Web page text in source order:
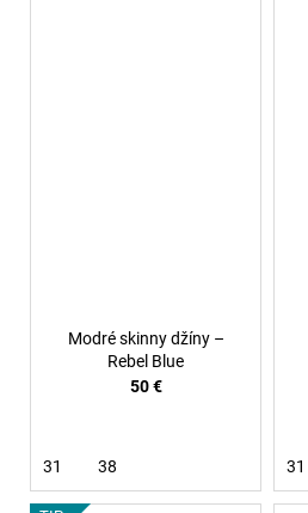
Modré skinny džíny –
Rebel Blue
50 €
31 38 31